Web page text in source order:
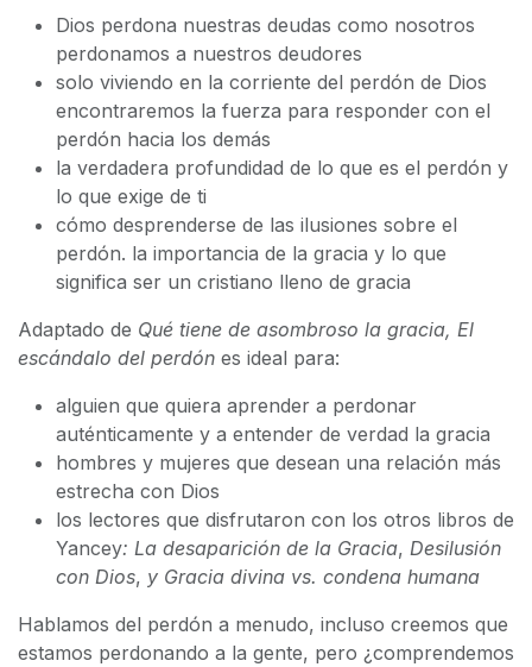
Dios perdona nuestras deudas como nosotros
perdonamos a nuestros deudores
solo viviendo en la corriente del perdón de Dios
encontraremos la fuerza para responder con el
perdón hacia los demás
la verdadera profundidad de lo que es el perdón y
lo que exige de ti
cómo desprenderse de las ilusiones sobre el
perdón. la importancia de la gracia y lo que
significa ser un cristiano lleno de gracia
Adaptado de Qué tiene de asombroso la gracia, El
escándalo del perdón es ideal para:
alguien que quiera aprender a perdonar
auténticamente y a entender de verdad la gracia
hombres y mujeres que desean una relación más
estrecha con Dios
los lectores que disfrutaron con los otros libros de
Yancey: La desaparición de la Gracia, Desilusión
con Dios, y Gracia divina vs. condena humana
Hablamos del perdón a menudo, incluso creemos que
estamos perdonando a la gente, pero ¿comprendemos